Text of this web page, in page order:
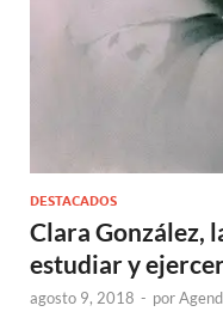
DESTACADOS
Clara González,
estudiar y
agosto 9, 2018 - por